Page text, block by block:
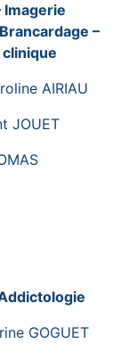
Imagerie
–
AIRIAU
JOUET
GOGUET